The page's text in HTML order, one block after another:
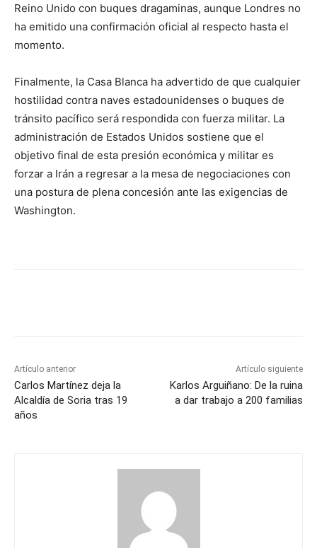
Reino Unido con buques dragaminas, aunque Londres no
ha emitido una confirmación oficial al respecto hasta el
momento.
Finalmente, la Casa Blanca ha advertido de que cualquier
hostilidad contra naves estadounidenses o buques de
tránsito pacífico será respondida con fuerza militar. La
administración de Estados Unidos sostiene que el
objetivo final de esta presión económica y militar es
forzar a Irán a regresar a la mesa de negociaciones con
una postura de plena concesión ante las exigencias de
Washington.
Artículo anterior
Carlos Martínez deja la
Alcaldía de Soria tras 19
años
Artículo siguiente
Karlos Arguiñano: De la ruina
a dar trabajo a 200 familias